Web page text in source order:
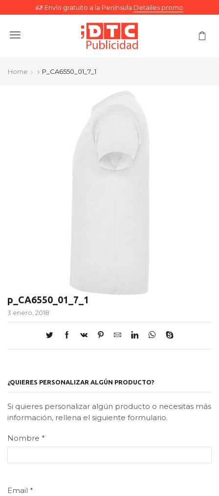
Envío gratuito a la Península Detalles promo
Menu
Home P_CA6550_01_7_1
p_CA6550_01_7_1
3 enero, 2018
¿QUIERES PERSONALIZAR ALGÚN PRODUCTO?
Si quieres personalizar algún producto o necesitas más
información, rellena el siguiente formulario.
Nombre *
Email *